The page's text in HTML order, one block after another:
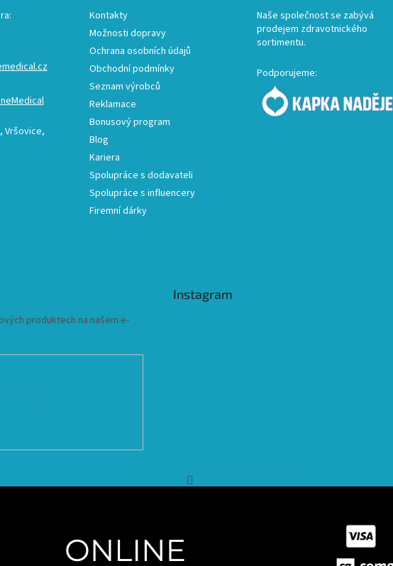
s
u
Vršovice,
Kontakty
Možnosti dopravy
Ochrana osobních údajů
Obchodní podmínky
Seznam výrobců
Reklamace
Bonusový program
Blog
Kariera
Spolupráce s dodavateli
Spolupráce s influencery
Firemní dárky
Naše společnost se zabývá
prodejem zdravotnického
sortimentu.
Podporujeme:
produktech na našem e-
Instagram